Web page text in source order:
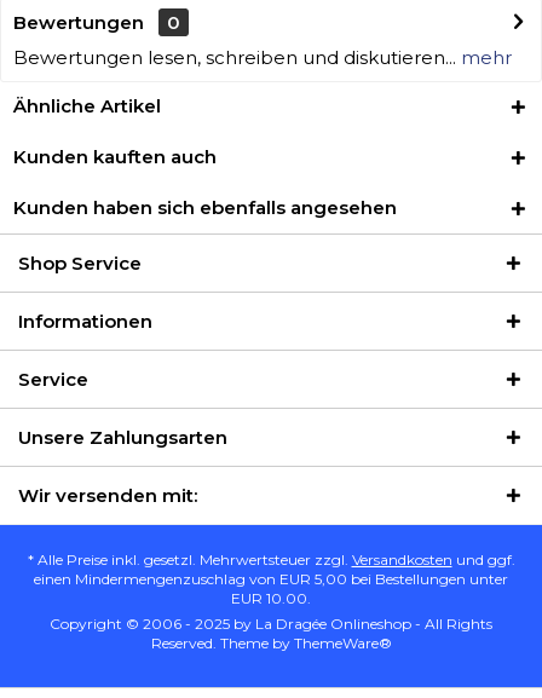
Bewertungen
0
Bewertungen lesen, schreiben und diskutieren... mehr
Ähnliche Artikel
Kunden kauften auch
Kunden haben sich ebenfalls angesehen
Shop Service
Informationen
Service
Unsere Zahlungsarten
Wir versenden mit:
* Alle Preise inkl. gesetzl. Mehrwertsteuer zzgl. Versandkosten und ggf.
einen Mindermengenzuschlag von EUR 5,00 bei Bestellungen unter
EUR 10.00.
Copyright © 2006 - 2025 by La Dragée Onlineshop - All Rights
Reserved. Theme by ThemeWare®